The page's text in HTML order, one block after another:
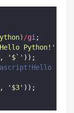
) /gi ;
Python! '
' $` ' ));
!
' $3' ));